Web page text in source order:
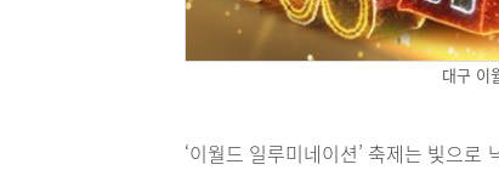
대구 이
‘이월드 일루미네이션’ 축제는 빛으